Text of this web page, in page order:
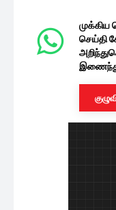
முக்கிய
செய்தி